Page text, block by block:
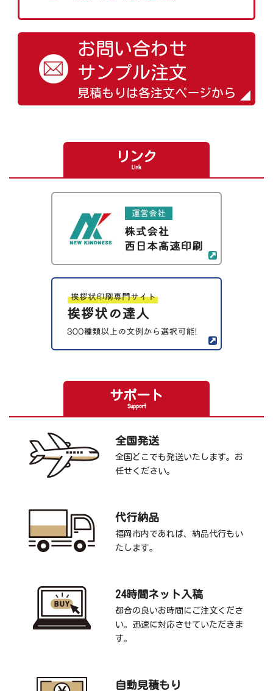
お問い合わせ
サンプル注文
見積もりは各注文ページから
リンク
Link
サポート
Support
全国発送
全国どこでも発送いたします。お
任せください。
代行納品
福岡市内であれば、納品代行もい
たします。
24時間ネット入稿
都合の良いお時間にご注文くださ
い。迅速に対応させていただきま
す。
自動見積もり